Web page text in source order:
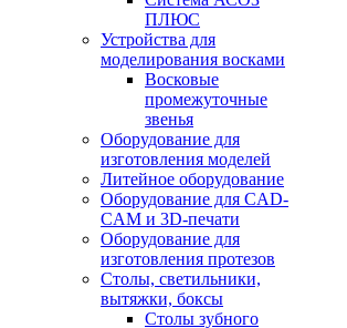
ПЛЮС
Устройства для
моделирования восками
Восковые
промежуточные
звенья
Оборудование для
изготовления моделей
Литейное оборудование
Оборудование для CAD-
CAM и 3D-печати
Оборудование для
изготовления протезов
Cтолы, светильники,
вытяжки, боксы
Столы зубного